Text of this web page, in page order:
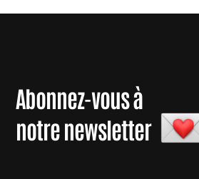
Abonnez-vous à
notre newsletter